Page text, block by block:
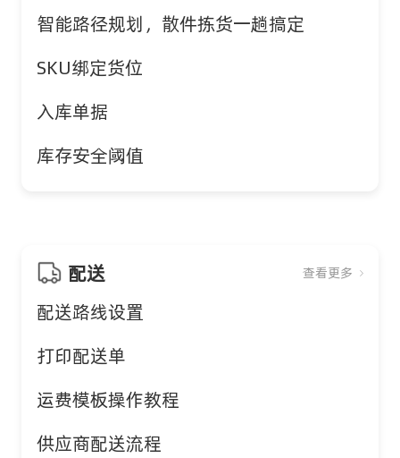
智能路径规划，散件拣货一趟搞定
SKU绑定货位
入库单据
库存安全阈值
配送 查看更多
配送路线设置
打印配送单
运费模板操作教程
供应商配送流程